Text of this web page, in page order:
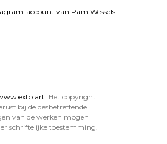
account van Pam Wessels
. Het copyright
bij de desbetreffende
van de werken mogen
schriftelijke toestemming.